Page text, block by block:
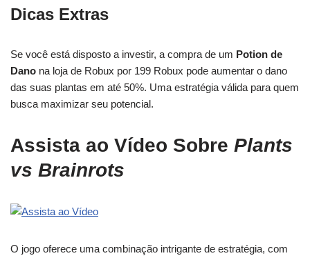
Dicas Extras
Se você está disposto a investir, a compra de um Potion de
Dano na loja de Robux por 199 Robux pode aumentar o dano
das suas plantas em até 50%. Uma estratégia válida para quem
busca maximizar seu potencial.
Assista ao Vídeo Sobre Plants
vs Brainrots
O jogo oferece uma combinação intrigante de estratégia, com